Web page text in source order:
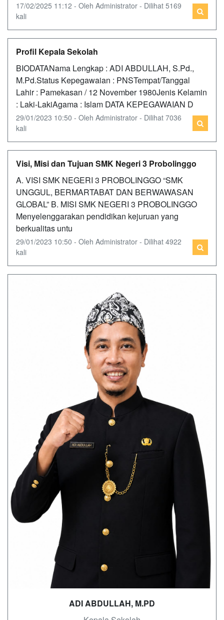
17/02/2025 11:12 - Oleh Administrator - Dilihat 5169
kali
Profil Kepala Sekolah
BIODATANama Lengkap : ADI ABDULLAH, S.Pd.,
M.Pd.Status Kepegawaian : PNSTempat/Tanggal
Lahir : Pamekasan / 12 November 1980Jenis Kelamin
: Laki-LakiAgama : Islam DATA KEPEGAWAIAN D
29/01/2023 10:50 - Oleh Administrator - Dilihat 7036
kali
Visi, Misi dan Tujuan SMK Negeri 3 Probolinggo
A. VISI SMK NEGERI 3 PROBOLINGGO “SMK
UNGGUL, BERMARTABAT DAN BERWAWASAN
GLOBAL” B. MISI SMK NEGERI 3 PROBOLINGGO
Menyelenggarakan pendidikan kejuruan yang
berkualitas untu
29/01/2023 10:50 - Oleh Administrator - Dilihat 4922
kali
ADI ABDULLAH, M.PD